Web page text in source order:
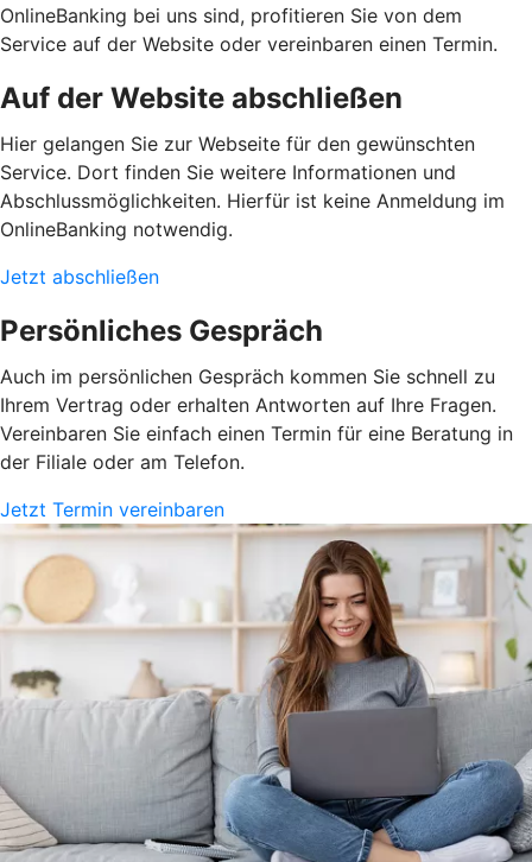
OnlineBanking bei uns sind, profitieren Sie von dem
Service auf der Website oder vereinbaren einen Termin.
Auf der Website abschließen
Hier gelangen Sie zur Webseite für den gewünschten
Service. Dort finden Sie weitere Informationen und
Abschlussmöglichkeiten. Hierfür ist keine Anmeldung im
OnlineBanking notwendig.
Jetzt abschließen
Persönliches Gespräch
Auch im persönlichen Gespräch kommen Sie schnell zu
Ihrem Vertrag oder erhalten Antworten auf Ihre Fragen.
Vereinbaren Sie einfach einen Termin für eine Beratung in
der Filiale oder am Telefon.
Jetzt Termin vereinbaren